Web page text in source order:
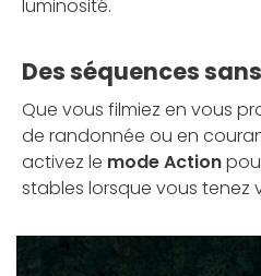
luminosité.
Des séquences
Que vous filmiez en vous
de randonnée ou en
activez le mode Action
stables lorsque vous tenez